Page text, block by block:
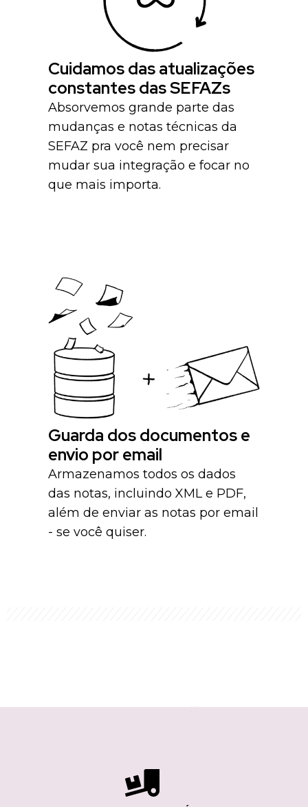
Cuidamos das atualizações
constantes das SEFAZs
Absorvemos grande parte das
mudanças e notas técnicas da
SEFAZ pra você nem precisar
mudar sua integração e focar no
que mais importa.
Guarda dos documentos e
envio por email
Armazenamos todos os dados
das notas, incluindo XML e PDF,
além de enviar as notas por email
- se você quiser.